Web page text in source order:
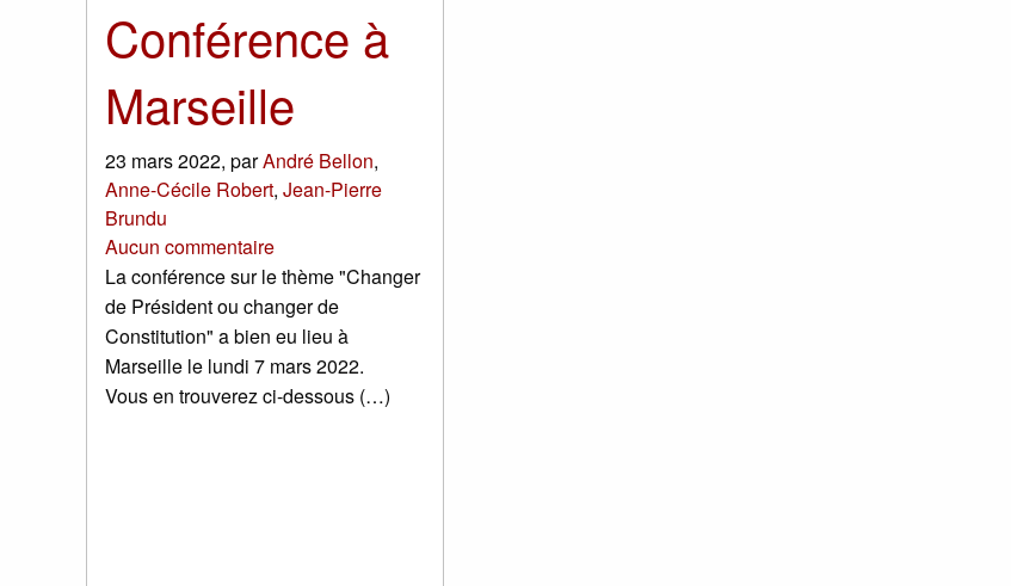
Conférence à
Marseille
23 mars 2022, parAndré Bellon,
Anne-Cécile Robert, Jean-Pierre
Brundu
Aucun commentaire
La conférence sur le thème "Changer
de Président ou changer de
Constitution" a bien eu lieu à
Marseille le lundi 7 mars 2022.
Vous en trouverez ci-dessous (…)